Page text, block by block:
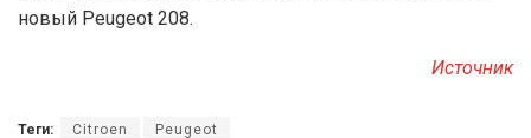
новый Peugeot 208.
Источник
Теги: Citroen Peugeot